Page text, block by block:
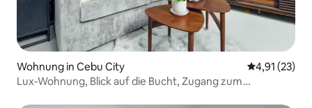
Wohnung in Cebu City
4,91 (23)
Lux-Wohnung, Blick auf die Bucht, Zugang zum